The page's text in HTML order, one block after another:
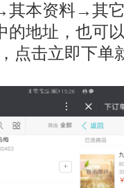
本资料→其
的地址，也可
点击立即下单